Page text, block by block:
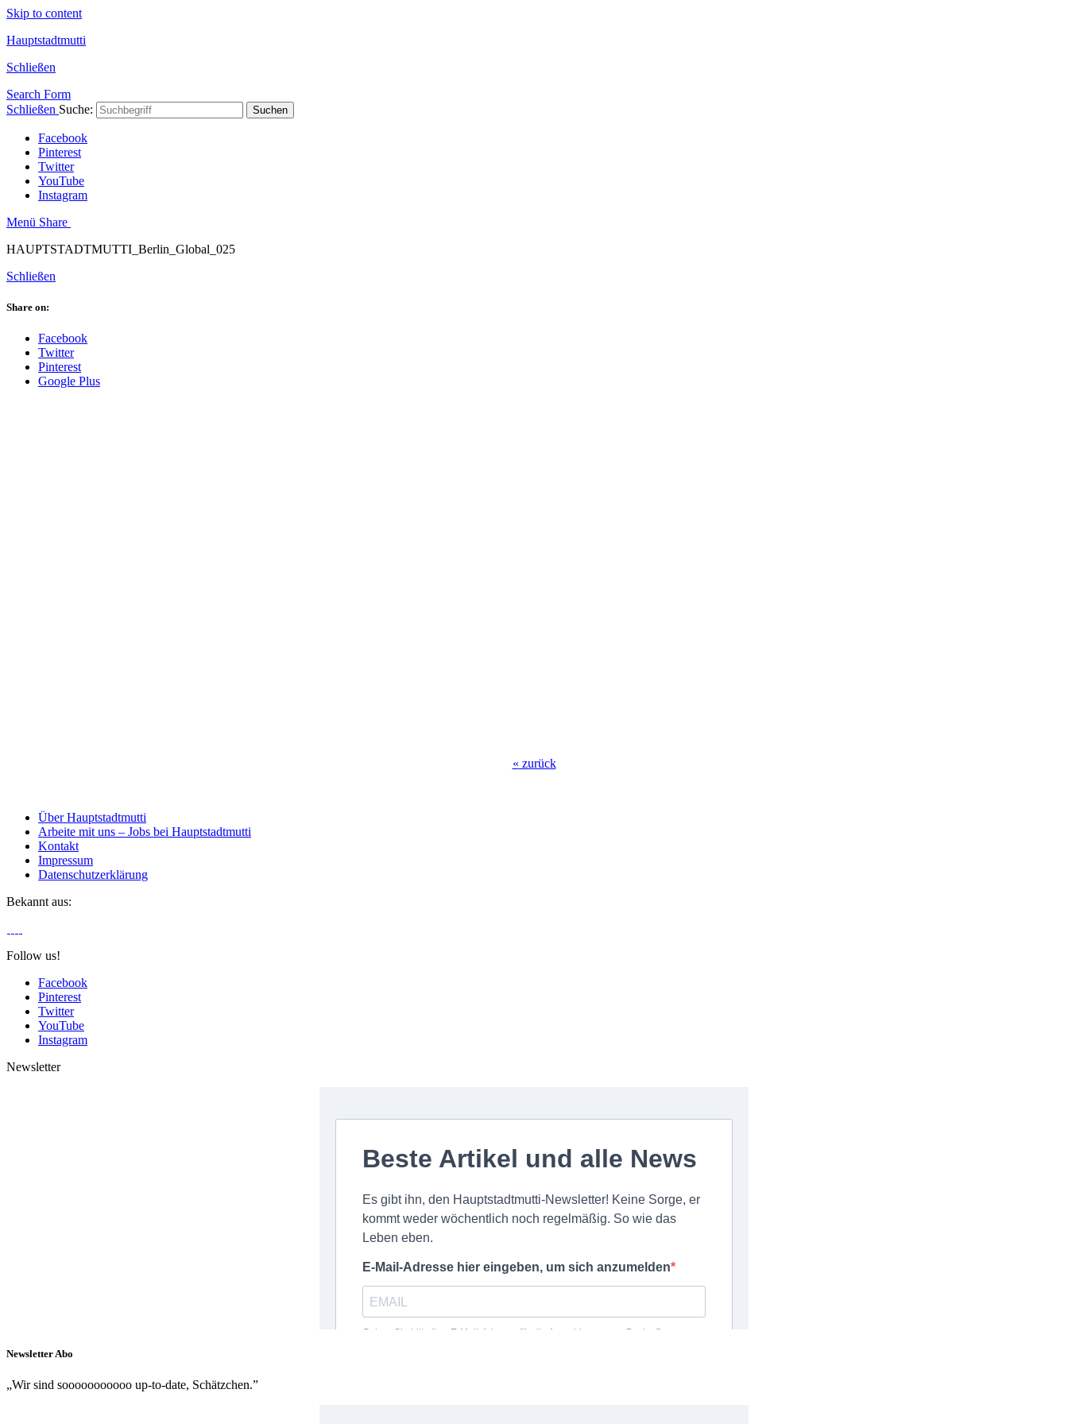
Skip to content
Hauptstadtmutti
Schließen
Search Form
Schließen Suche: Suchen
Facebook
Pinterest
Twitter
YouTube
Instagram
Menü Share
HAUPTSTADTMUTTI_Berlin_Global_025
Schließen
Share on:
Facebook
Twitter
Pinterest
Google Plus
« zurück
Über Hauptstadtmutti
Arbeite mit uns – Jobs bei Hauptstadtmutti
Kontakt
Impressum
Datenschutzerklärung
Bekannt aus:
Follow us!
Facebook
Pinterest
Twitter
YouTube
Instagram
Newsletter
Newsletter Abo
„Wir sind sooooooooooo up-to-date, Schätzchen.”